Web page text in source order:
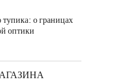
о границах
оптики